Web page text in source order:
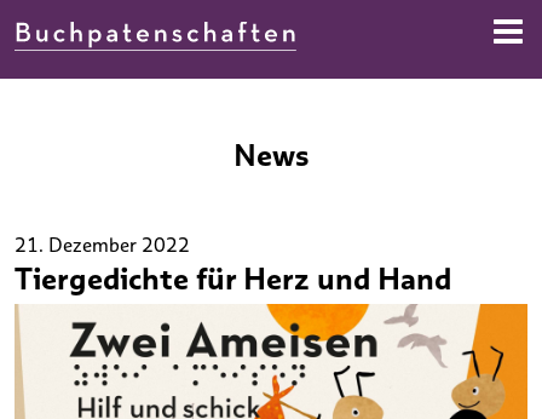
News
21. Dezember 2022
Tiergedichte für Herz und Hand